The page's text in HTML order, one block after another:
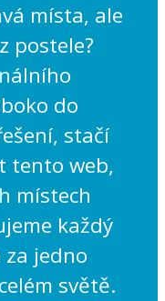
místa, ale
postele?
do
stačí
tento web,
místech
každý
jedno
světě.